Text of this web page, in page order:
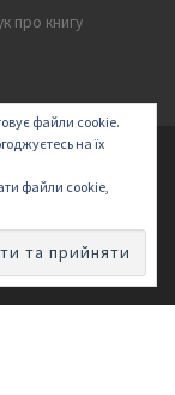
про книгу
файли cookie.
на їх
файли cookie,